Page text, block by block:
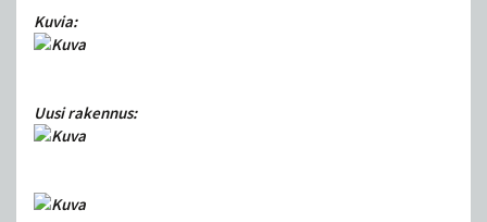
Kuvia:
Uusi rakennus: